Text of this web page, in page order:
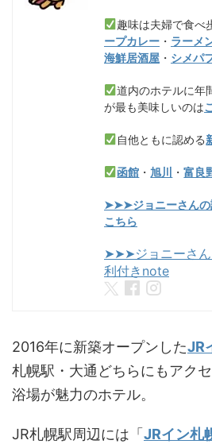
趣味は夫婦で食べ
ープカレー ・ ラーメ
海鮮居酒屋 ・ シメパ
道内のホテルに年
が最も美味しいのは
自他ともに認める
函館 ・旭川 ・富良
➤➤➤ジョニーさんの
こちら
➤➤➤ジョニーさ
利付きnote
2016年に新築オープンしたJR
札幌駅・大通どちらにもアク
浴場が魅力のホテル。
JR札幌駅周辺には「 JRイン札